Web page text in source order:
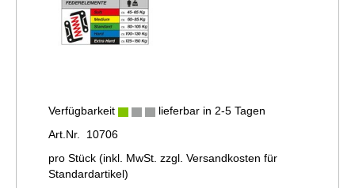
Verfügbarkeit
lieferbar in 2-5 Tagen
Art.Nr. 10706
pro Stück (inkl. MwSt. zzgl. Versandkosten für
Standardartikel)